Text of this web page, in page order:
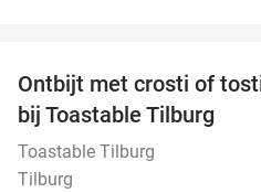
Ontbijt met crosti of
bij Toastable Tilburg
Toastable Tilburg
Tilburg